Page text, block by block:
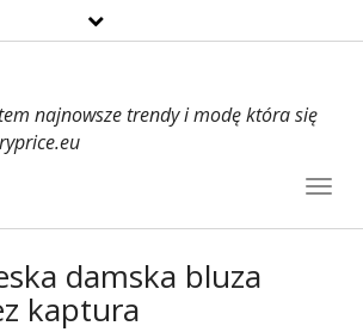
najnowsze trendy i modę która się
damska bluza
kaptura